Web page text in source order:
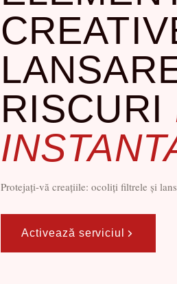
RISCURI
Protejați-vă creațiile: ocoliți filtrele și
Activează serviciul